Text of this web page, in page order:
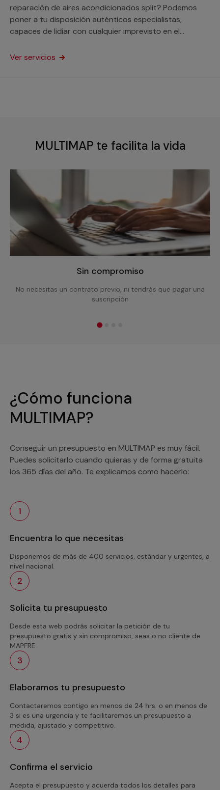
reparación de aires acondicionados split? Podemos
poner a tu disposición auténticos especialistas,
capaces de lidiar con cualquier imprevisto en el
domésticos como para un negocio.
Ver servicios
MULTIMAP te facilita la vida
Sin compromiso
No necesitas un contrato previo, ni tendrás que pagar una
suscripción
¿Cómo funciona
MULTIMAP?
Conseguir un presupuesto en MULTIMAP es muy fácil.
Puedes solicitarlo cuando quieras y de forma gratuita
los 365 días del año. Te explicamos como hacerlo:
1
Encuentra lo que necesitas
Disponemos de más de 400 servicios, estándar y urgentes, a
nivel nacional.
2
Solicita tu presupuesto
Desde esta web podrás solicitar la petición de tu
presupuesto gratis y sin compromiso, seas o no cliente de
MAPFRE.
3
Elaboramos tu presupuesto
Contactaremos contigo en menos de 24 hrs. o en menos de
3 si es una urgencia y te facilitaremos un presupuesto a
medida, ajustado y competitivo.
4
Confirma el servicio
Acepta el presupuesto y acuerda todos los detalles para